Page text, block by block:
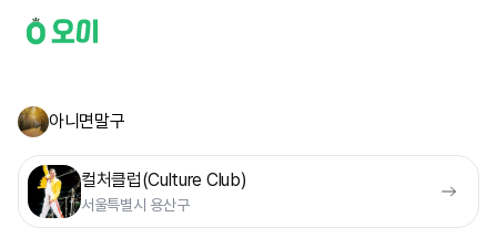
아니면말구
컬처클럽(Culture Club)
서울특별시 용산구